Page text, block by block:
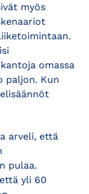
myös
omassa
paljon. Kun
arveli, että
pulaa.
yli 60